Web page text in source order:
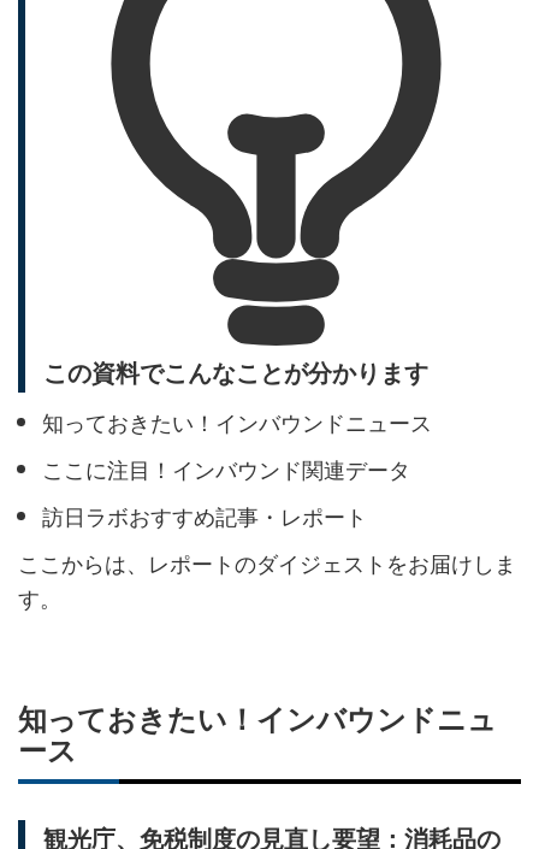
この資料でこんなことが分かります
知っておきたい！インバウンドニュース
ここに注目！インバウンド関連データ
訪日ラボおすすめ記事・レポート
ここからは、レポートのダイジェストをお届けしま
す。
知っておきたい！インバウンドニュ
ース
観光庁、免税制度の見直し要望：消耗品の